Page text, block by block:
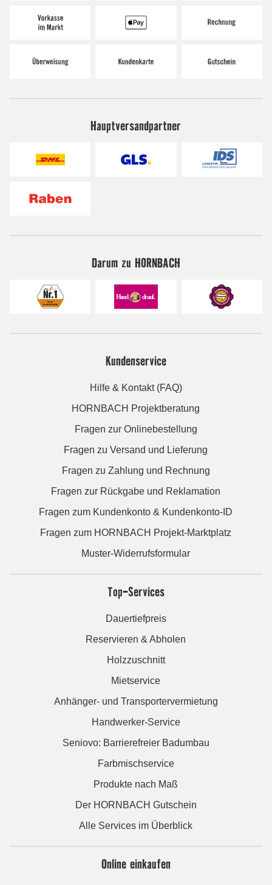
Hauptversandpartner
Darum zu HORNBACH
Kundenservice
Hilfe & Kontakt (FAQ)
HORNBACH Projektberatung
Fragen zur Onlinebestellung
Fragen zu Versand und Lieferung
Fragen zu Zahlung und Rechnung
Fragen zur Rückgabe und Reklamation
Fragen zum Kundenkonto & Kundenkonto-ID
Fragen zum HORNBACH Projekt-Marktplatz
Muster-Widerrufsformular
Top-Services
Dauertiefpreis
Reservieren & Abholen
Holzzuschnitt
Mietservice
Anhänger- und Transportervermietung
Handwerker-Service
Seniovo: Barrierefreier Badumbau
Farbmischservice
Produkte nach Maß
Der HORNBACH Gutschein
Alle Services im Überblick
Online einkaufen